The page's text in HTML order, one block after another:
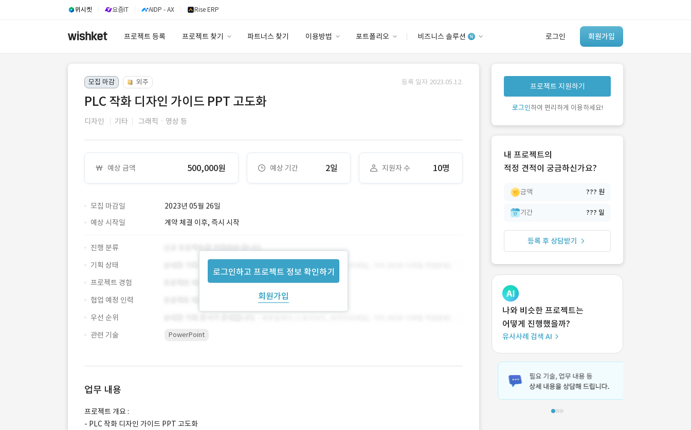
위시켓 요즘IT AIDP - AX Rise ERP
프로젝트 등록 프로젝트 찾기 파트너스 찾기 이용방법 포트폴리오 비즈니스 솔루션 로그인 회원가입
안심 코드 케어
유사사례 검색 AI
‘이런 거’ 만들어본
개발 회사 있어?
모집 마감 외주 등록 일자 2023.05.12.
PLC 작화 디자인 가이드 PPT 고도화
디자인 기타 그래픽ㆍ영상 등
예상 금액 500,000원 예상 기간 2일 지원자 수 10명
모집 마감일 2023년 05월 26일
로그인하고 프로젝트 정보 확인하기
회원가입
예상 시작일 계약 체결 이후, 즉시 시작
진행 분류
기획 상태
프로젝트 경험
협업 예정 인력
우선 순위
관련 기술
PowerPoint
업무 내용
프로젝트 개요 :
- PLC 작화 디자인 가이드 PPT 고도화
프로젝트 지원하기
로그인하여 편리하게 이용하세요!
내 프로젝트의
적정 견적이 궁금하신가요?
금액 ??? 원
기간 ??? 일
등록 후 상담받기
나와 비슷한 프로젝트는
어떻게 진행했을까?
유사사례 검색 AI